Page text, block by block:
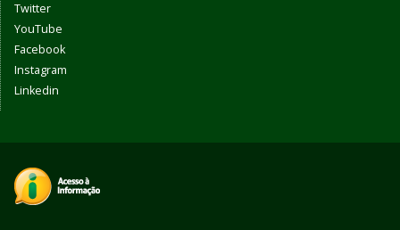
Twitter
YouTube
Facebook
Instagram
Linkedin